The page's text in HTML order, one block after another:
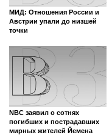
МИД: Отношения России и
Австрии упали до низшей
точки
NBC заявил о сотнях
погибших и пострадавших
мирных жителей Йемена